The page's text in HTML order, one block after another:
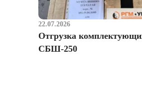
22.07.2026
Отгрузка
СБШ-250